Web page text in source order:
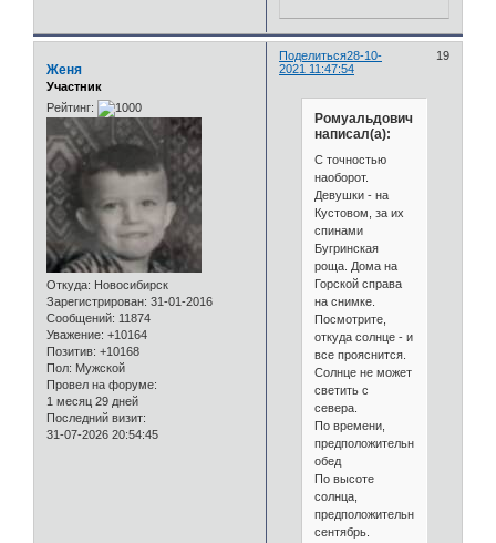
Поделиться 19
28-10-
2021 11:47:54
Женя
Участник
Рейтинг:
Откуда: Новосибирск
Зарегистрирован: 31-01-2016
Сообщений: 11874
Уважение: +10164
Позитив: +10168
Пол: Мужской
Провел на форуме:
1 месяц 29 дней
Последний визит:
31-07-2026 20:54:45
Ромуальдович
написал(а):
С точностью
наоборот.
Девушки - на
Кустовом, за их
спинами
Бугринская
роща. Дома на
Горской справа
на снимке.
Посмотрите,
откуда солнце - и
все прояснится.
Солнце не может
светить с
севера.
По времени,
предположительно
обед
По высоте
солнца,
предположительно
сентябрь.